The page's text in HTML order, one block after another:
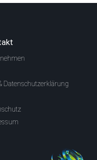
Datenschutzerklärung